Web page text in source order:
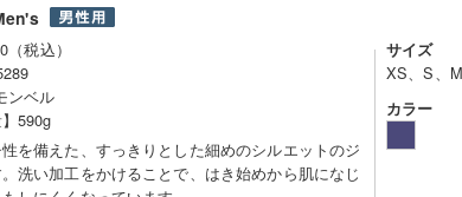
（税込）
ンベル
】590g
を備えた、すっきりとした細めのシルエットのジ
洗い加工をかけることで、はき始めから肌になじ
サイズ
XS、S、
カラー